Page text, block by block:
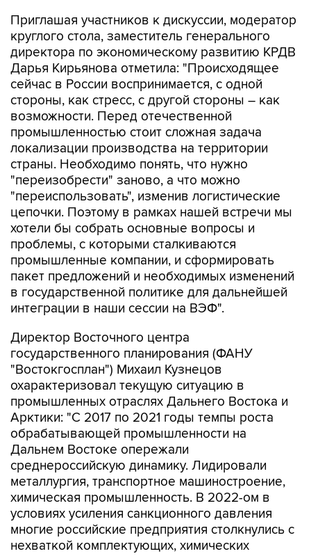
Приглашая участников к дискуссии, модератор
круглого стола, заместитель генерального
директора по экономическому развитию КРДВ
Дарья Кирьянова отметила: "Происходящее
сейчас в России воспринимается, с одной
стороны, как стресс, с другой стороны – как
возможности. Перед отечественной
промышленностью стоит сложная задача
локализации производства на территории
страны. Необходимо понять, что нужно
"переизобрести" заново, а что можно
"переиспользовать", изменив логистические
цепочки. Поэтому в рамках нашей встречи мы
хотели бы собрать основные вопросы и
проблемы, с которыми сталкиваются
промышленные компании, и сформировать
пакет предложений и необходимых изменений
в государственной политике для дальнейшей
интеграции в наши сессии на ВЭФ".
Директор Восточного центра
государственного планирования (ФАНУ
"Востокгосплан") Михаил Кузнецов
охарактеризовал текущую ситуацию в
промышленных отраслях Дальнего Востока и
Арктики: "С 2017 по 2021 годы темпы роста
обрабатывающей промышленности на
Дальнем Востоке опережали
среднероссийскую динамику. Лидировали
металлургия, транспортное машиностроение,
химическая промышленность. В 2022-ом в
условиях усиления санкционного давления
многие российские предприятия столкнулись с
нехваткой комплектующих, химических